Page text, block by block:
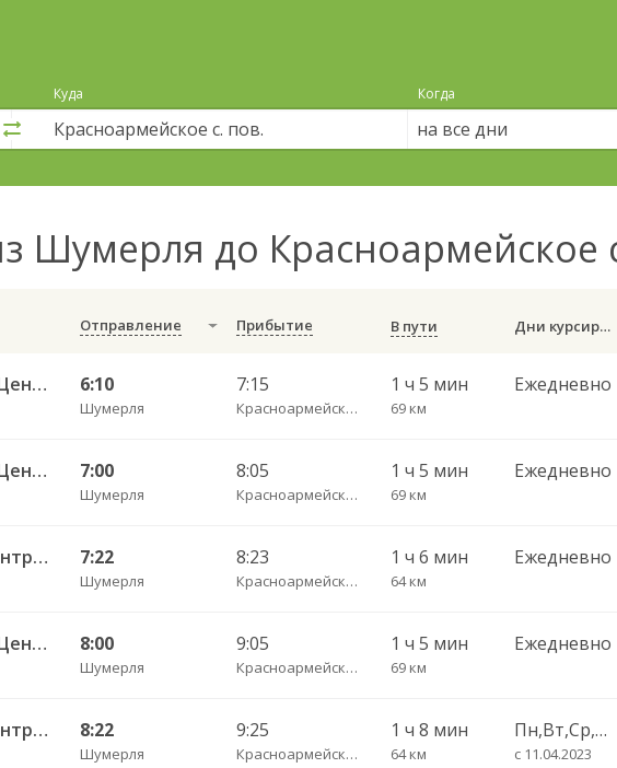
Куда Когда
на все дни
Шумерля до Красноармейское
Отправление Прибытие В пути Дни курсирования
Шумерля г. ДКП — Чебоксары Центральный АВ 532 6:10
Шумерля
7:15
Красноармейское с. пов.
1 ч 5 мин
69 км
Ежедневно
Шумерля г. ДКП — Чебоксары Центральный АВ 532 7:00
Шумерля
8:05
Красноармейское с. пов.
1 ч 5 мин
69 км
Ежедневно
Алатырь ДКП — Чебоксары Центральный АВ 535 7:22
Шумерля
8:23
Красноармейское с. пов.
1 ч 6 мин
64 км
Ежедневно
Шумерля г. ДКП — Чебоксары Центральный АВ 532 8:00
Шумерля
9:05
Красноармейское с. пов.
1 ч 5 мин
69 км
Ежедневно
Алатырь ДКП — Чебоксары Центральный АВ 535 8:22
Шумерля
9:25
Красноармейское с. пов.
1 ч 8 мин
64 км
Пн,Вт,Ср,Чт,Пт,Сб
с 11.04.2023